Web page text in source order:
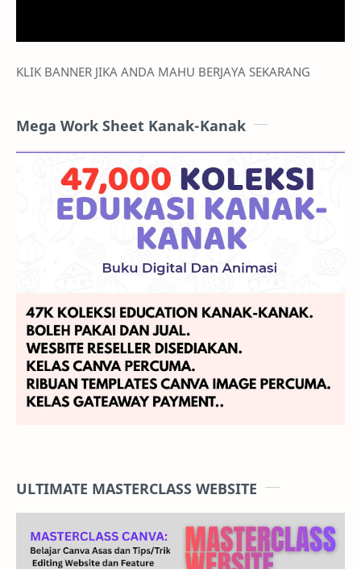
KLIK BANNER JIKA ANDA MAHU BERJAYA SEKARANG
Mega Work Sheet Kanak-Kanak
ULTIMATE MASTERCLASS WEBSITE